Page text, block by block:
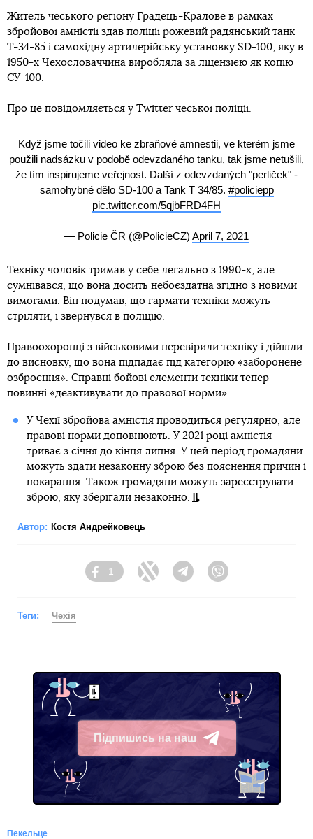
Житель чеського регіону Градець-Кралове в рамках
збройової амністії здав поліції рожевий радянський танк
Т-34-85 і самохідну артилерійську установку SD-100, яку в
1950-х Чехословаччина виробляла за ліцензією як копію
СУ-100.
Про це повідомляється у Twitter чеської поліції.
Když jsme točili video ke zbraňové amnestii, ve kterém jsme
použili nadsázku v podobě odevzdaného tanku, tak jsme netušili,
že tím inspirujeme veřejnost. Další z odevzdaných "perliček" -
samohybné dělo SD-100 a Tank T 34/85. #policiepp
pic.twitter.com/5qjbFRD4FH
— Policie ČR (@PolicieCZ) April 7, 2021
Техніку чоловік тримав у себе легально з 1990-х, але
сумнівався, що вона досить небоєздатна згідно з новими
вимогами. Він подумав, що гармати техніки можуть
стріляти, і звернувся в поліцію.
Правоохоронці з військовими перевірили техніку і дійшли
до висновку, що вона підпадає під категорію «заборонене
озброєння». Справні бойові елементи техніки тепер
повинні «деактивувати до правової норми».
У Чехії збройова амністія проводиться регулярно, але
правові норми доповнюють. У 2021 році амністія
триває з січня до кінця липня. У цей період громадяни
можуть здати незаконну зброю без пояснення причин і
покарання. Також громадяни можуть зареєструвати
зброю, яку зберігали незаконно.
Автор: Костя Андрейковець
Facebook
1
Twitter TelegramViber
Теги: Чехія
Підпишись на наш
Telegram
Пекельце